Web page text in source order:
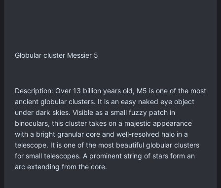
Globular cluster Messier 5
Description: Over 13 billion years old, M5 is one of the most
ancient globular clusters. It is an easy naked eye object
under dark skies. Visible as a small fuzzy patch in
binoculars, this cluster takes on a majestic appearance
with a bright granular core and well-resolved halo in a
telescope. It is one of the most beautiful globular clusters
for small telescopes. A prominent string of stars form an
arc extending from the core.